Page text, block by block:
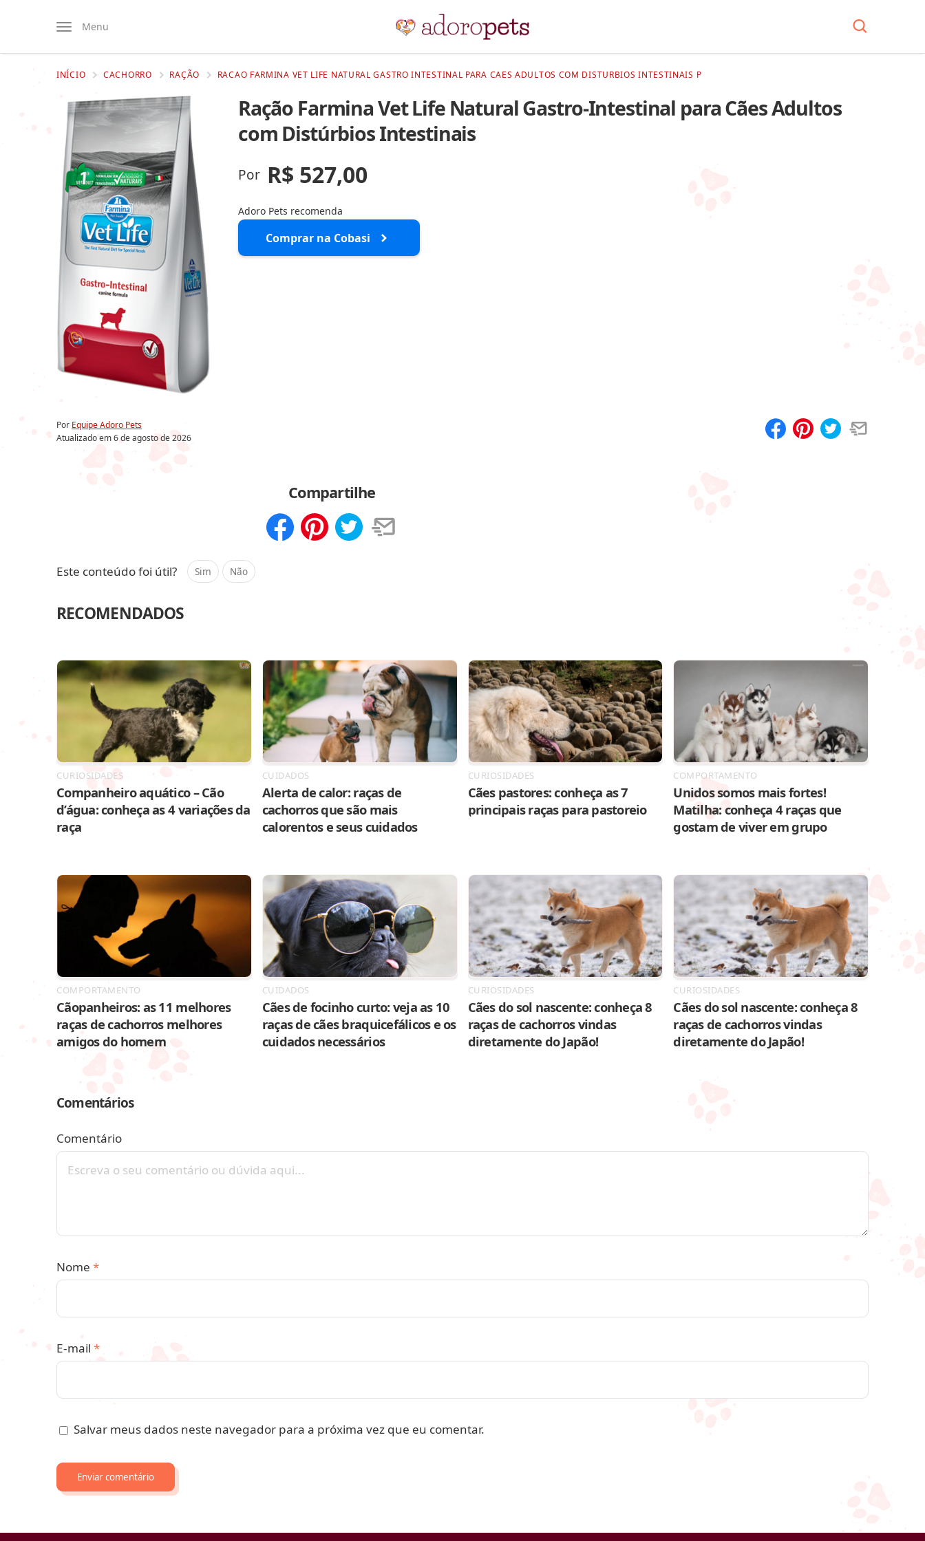
Menu
INÍCIO CACHORRO RAÇÃO RACAO FARMINA VET LIFE NATURAL GASTRO INTESTINAL PARA CAES ADULTOS COM DISTURBIOS INTESTINAIS P
Ração Farmina Vet Life Natural Gastro-Intestinal para Cães Adultos
com Distúrbios Intestinais
Por R$ 527,00
Adoro Pets recomenda
Comprar na Cobasi
Por Equipe Adoro Pets
Atualizado em6 de agosto de 2026
Compartilhe
Este conteúdo foi útil? Sim Não
RECOMENDADOS
CURIOSIDADES
Companheiro aquático – Cão
d’água: conheça as 4 variações da
raça
CUIDADOS
Alerta de calor: raças de
cachorros que são mais
calorentos e seus cuidados
CURIOSIDADES
Cães pastores: conheça as 7
principais raças para pastoreio
COMPORTAMENTO
Unidos somos mais fortes!
Matilha: conheça 4 raças que
gostam de viver em grupo
COMPORTAMENTO
Cãopanheiros: as 11 melhores
raças de cachorros melhores
amigos do homem
CUIDADOS
Cães de focinho curto: veja as 10
raças de cães braquicefálicos e os
cuidados necessários
CURIOSIDADES
Cães do sol nascente: conheça 8
raças de cachorros vindas
diretamente do Japão!
CURIOSIDADES
Cães do sol nascente: conheça 8
raças de cachorros vindas
diretamente do Japão!
Comentários
Comentário
Nome *
E-mail *
Salvar meus dados neste navegador para a próxima vez que eu comentar.